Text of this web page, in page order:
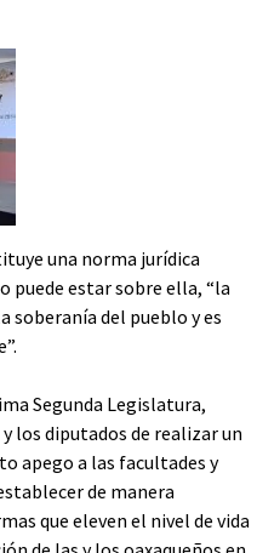
una norma jurídica
puede estar sobre ella, “la
soberanía del pueblo y es
Segunda Legislatura,
los diputados de realizar un
apego a las facultades y
de manera
que eleven el nivel de vida